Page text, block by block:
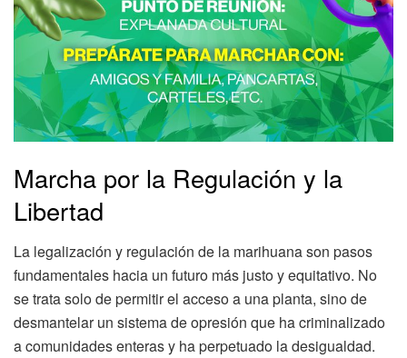
Marcha por la Regulación y la
Libertad
La legalización y regulación de la marihuana son pasos
fundamentales hacia un futuro más justo y equitativo. No
se trata solo de permitir el acceso a una planta, sino de
desmantelar un sistema de opresión que ha criminalizado
a comunidades enteras y ha perpetuado la desigualdad.